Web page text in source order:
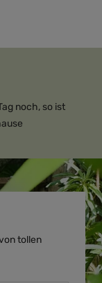
noch, so ist
tollen